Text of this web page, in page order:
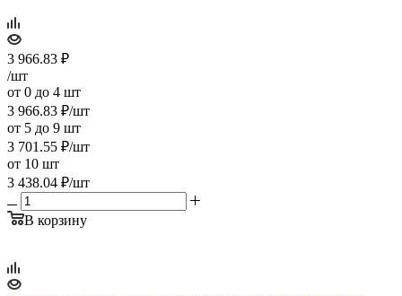
3 966.83 ₽
/шт
от 0 до 4 шт
3 966.83 ₽/шт
от 5 до 9 шт
3 701.55 ₽/шт
от 10 шт
3 438.04 ₽/шт
В корзину